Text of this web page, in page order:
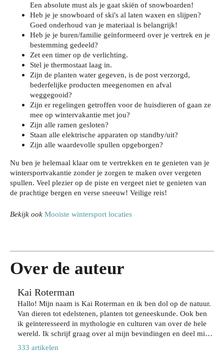
Een absolute must als je gaat skiën of snowboarden!
Heb je je snowboard of ski's al laten waxen en slijpen?
Goed onderhoud van je materiaal is belangrijk!
Heb je je buren/familie geïnformeerd over je vertrek en je
bestemming gedeeld?
Zet een timer op de verlichting.
Stel je thermostaat laag in.
Zijn de planten water gegeven, is de post verzorgd,
bederfelijke producten meegenomen en afval
weggegooid?
Zijn er regelingen getroffen voor de huisdieren of gaan ze
mee op wintervakantie met jou?
Zijn alle ramen gesloten?
Staan alle elektrische apparaten op standby/uit?
Zijn alle waardevolle spullen opgeborgen?
Nu ben je helemaal klaar om te vertrekken en te genieten van je
wintersportvakantie zonder je zorgen te maken over vergeten
spullen. Veel plezier op de piste en vergeet niet te genieten van
de prachtige bergen en verse sneeuw! Veilige reis!
Bekijk ook Mooiste wintersport locaties
Over de auteur
Kai Roterman
Hallo! Mijn naam is Kai Roterman en ik ben dol op de natuur.
Van dieren tot edelstenen, planten tot geneeskunde. Ook ben
ik geïnteresseerd in mythologie en culturen van over de hele
wereld. Ik schrijf graag over al mijn bevindingen en deel mijn
kennis op deze prachtige website; Paradijsvogelsmagazine.nl.
333 artikelen
Zo
bes
che
je
rkle
ur
lan
met
de
juis
te
sha
mp
gje
am:
zo
bel
je
de
stad
op
jou
w
Je
wo
nin
g
eili
en
inbr
aak
zon
der
in
te
lev
ere
Wat
har
cho
n
gen
ove
r
jou
w
acti